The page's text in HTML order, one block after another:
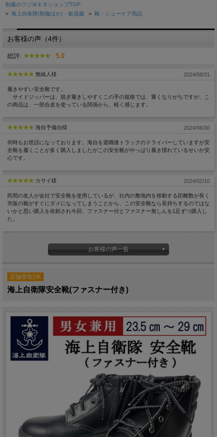
制服のフジＷＥＢショップTOP
> 海上自衛隊(制服ほか)・船員服 > 靴・シューケア用品
お客様の声（4件）
総評: 5.0
無線人様 2024/08/31
履きやすい安全靴です。
サイドジッパーは、脱ぎ履きしやすくこの手の規格では、重くなりがちですが、こ
の商品は、一部合皮を使っている関係から、軽く感じます。
海自予備自様 2024/06/30
何時もお世話になっております。海自を退職後トラックのドライバーしていますが安
全靴を履くことが多く購入しましたがこの安全靴がやっぱり履き慣れているせいか安
心です。
カサイ様 2024/02/10
民間の友人が会社で安全靴を使用しているが、社内の敷地内を移動する距離数が長く
市販の靴がすぐにダメになってしまうことから、この安全靴なら長持ちするのではな
いかと思い購入を依頼され今回、ファスナー付とファスナー無しんを1足ずつ購入し
た。
お客様の声一覧
店舗受取OK
海上自衛隊安全靴(ファスナー付き)